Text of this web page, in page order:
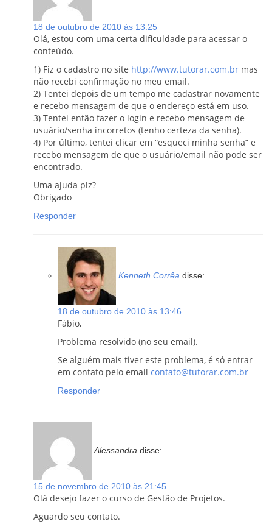
18 de outubro de 2010 às 13:25
Olá, estou com uma certa dificuldade para acessar o
conteúdo.
1) Fiz o cadastro no site http://www.tutorar.com.br mas
não recebi confirmação no meu email.
2) Tentei depois de um tempo me cadastrar novamente
e recebo mensagem de que o endereço está em uso.
3) Tentei então fazer o login e recebo mensagem de
usuário/senha incorretos (tenho certeza da senha).
4) Por último, tentei clicar em “esqueci minha senha” e
recebo mensagem de que o usuário/email não pode ser
encontrado.
Uma ajuda plz?
Obrigado
Responder
Kenneth Corrêa disse:
18 de outubro de 2010 às 13:46
Fábio,
Problema resolvido (no seu email).
Se alguém mais tiver este problema, é só entrar
em contato pelo email contato@tutorar.com.br
Responder
Alessandra disse:
15 de novembro de 2010 às 21:45
Olá desejo fazer o curso de Gestão de Projetos.
Aguardo seu contato.